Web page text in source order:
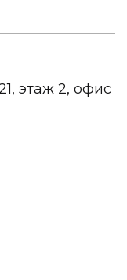
этаж 2, офис